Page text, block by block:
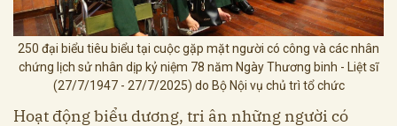
250 đại biểu tiêu biểu tại cuộc gặp mặt người có công và các nhân
chứng lịch sử nhân dịp kỷ niệm 78 năm Ngày Thương binh - Liệt sĩ
(27/7/1947 - 27/7/2025) do Bộ Nội vụ chủ trì tổ chức
Hoạt động biểu dương, tri ân những người có